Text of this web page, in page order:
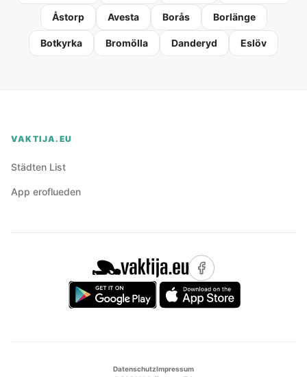
Åstorp Avesta Borås Borlänge
Botkyrka Bromölla Danderyd Eslöv
VAKTIJA.EU
Städten List
App eroflueden
DatenschutzImpressum